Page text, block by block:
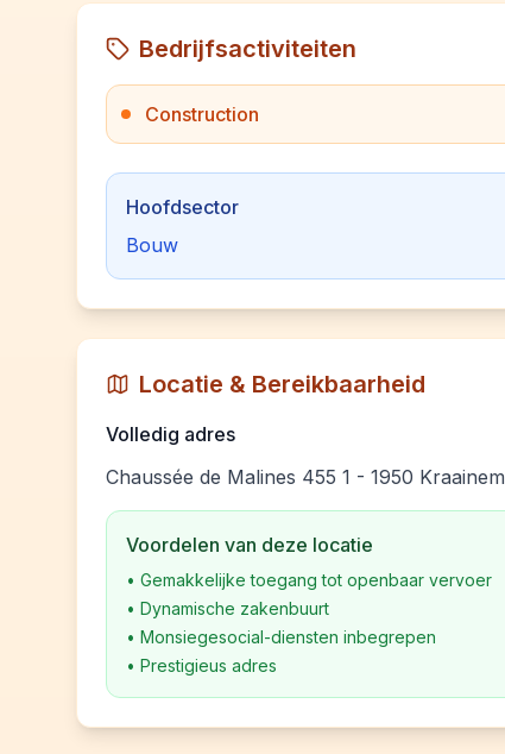
Bedrijfsactiviteiten
Construction
Hoofdsector
Bouw
Locatie & Bereikbaarheid
Volledig adres
Chaussée de Malines 455 1 - 1950 Kraainem
Voordelen van deze locatie
• Gemakkelijke toegang tot openbaar vervoer
• Dynamische zakenbuurt
• Monsiegesocial-diensten inbegrepen
• Prestigieus adres